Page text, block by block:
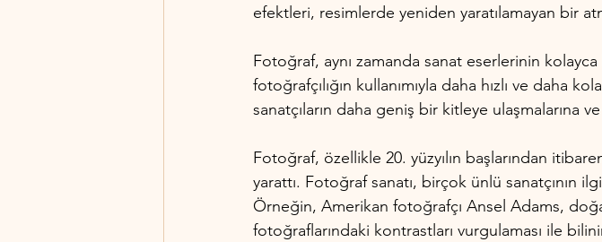
efektleri, resimlerde yeniden yaratılamayan bir
Fotoğraf, aynı zamanda sanat eserlerinin kolayca
fotoğrafçılığın kullanımıyla daha hızlı ve daha
sanatçıların daha geniş bir kitleye ulaşmalarına
Fotoğraf, özellikle 20. yüzyılın başlarından
yarattı. Fotoğraf sanatı, birçok ünlü sanatçının
Örneğin, Amerikan fotoğrafçı Ansel Adams,
fotoğraflarındaki kontrastları vurgulaması ile